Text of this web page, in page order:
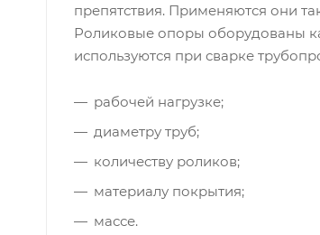
препятствия. Применяются они
Роликовые опоры оборудованы
используются при сварке
рабочей нагрузке;
диаметру труб;
количеству роликов;
материалу покрытия;
массе.